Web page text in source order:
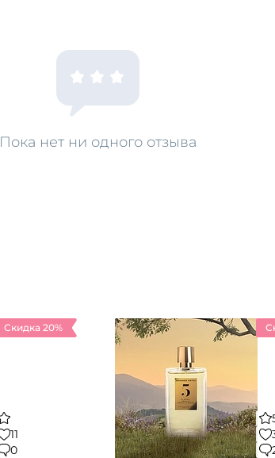
Пока нет ни одного отзыва
Скидка 20%
11
0